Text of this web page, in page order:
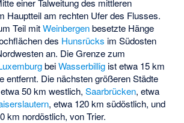
einer Talweitung des mittleren
Hauptteil am rechten Ufer des Flusses.
Teil mitWeinbergenbesetzte Hänge
des Hunsrücks im Südosten
an. Die Grenze zum
beiWasserbillig ist etwa 15 km
entfernt. Die nächsten größeren Städte
50 km westlich,Saarbrücken, etwa
, etwa 120 km südöstlich, und
km nordöstlich, von Trier.